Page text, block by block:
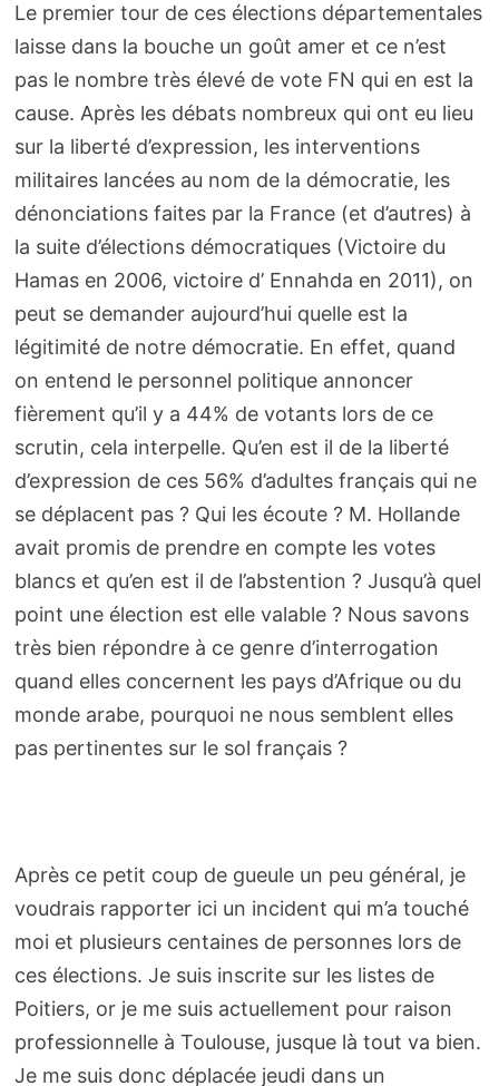
Le premier tour de ces élections départementales
laisse dans la bouche un goût amer et ce n’est
pas le nombre très élevé de vote FN qui en est la
cause. Après les débats nombreux qui ont eu lieu
sur la liberté d’expression, les interventions
militaires lancées au nom de la démocratie, les
dénonciations faites par la France (et d’autres) à
la suite d’élections démocratiques (Victoire du
Hamas en 2006, victoire d’ Ennahda en 2011), on
peut se demander aujourd’hui quelle est la
légitimité de notre démocratie. En effet, quand
on entend le personnel politique annoncer
fièrement qu’il y a 44% de votants lors de ce
scrutin, cela interpelle. Qu’en est il de la liberté
d’expression de ces 56% d’adultes français qui ne
se déplacent pas ? Qui les écoute ? M. Hollande
avait promis de prendre en compte les votes
blancs et qu’en est il de l’abstention ? Jusqu’à quel
point une élection est elle valable ? Nous savons
très bien répondre à ce genre d’interrogation
quand elles concernent les pays d’Afrique ou du
monde arabe, pourquoi ne nous semblent elles
pas pertinentes sur le sol français ?
Après ce petit coup de gueule un peu général, je
voudrais rapporter ici un incident qui m’a touché
moi et plusieurs centaines de personnes lors de
ces élections. Je suis inscrite sur les listes de
Poitiers, or je me suis actuellement pour raison
professionnelle à Toulouse, jusque là tout va bien.
Je me suis donc déplacée jeudi dans un